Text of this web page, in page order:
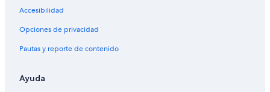
Hoteles en Hai Ba Trung
Hoteles baratos en Old Quarter
Hoteles en Old Quarter
Hoteles en Tràng Tiền
Accesibilidad
Opciones de privacidad
Pautas y reporte de contenido
Ayuda